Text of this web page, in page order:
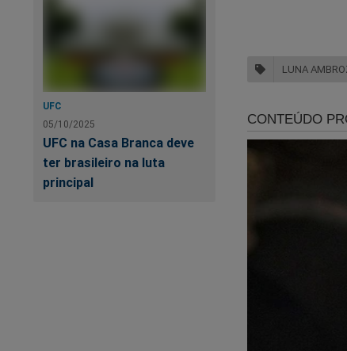
UFC
05/10/2025
UFC na Casa Branca deve
ter brasileiro na luta
principal
LUNA